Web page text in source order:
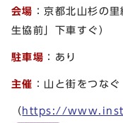
会場 ：京都北山杉の
生協前」下車すぐ）
駐車場 ：あり
主催 ：山と街をつな
（https://